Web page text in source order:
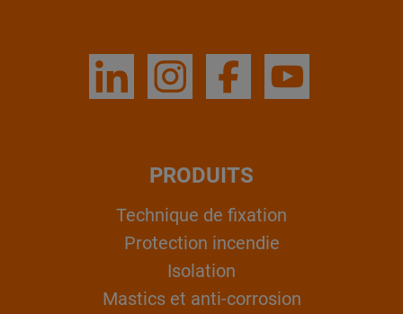
PRODUITS
Technique de fixation
Protection incendie
Isolation
Mastics et anti-corrosion